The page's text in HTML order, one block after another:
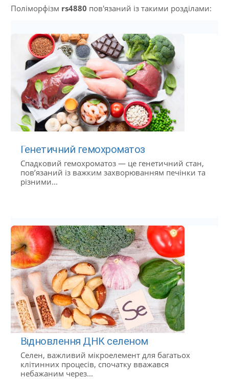
Поліморфізм rs4880 пов'язаний із такими розділами:
Генетичний гемохроматоз
Спадковий гемохроматоз — це генетичний стан,
пов’язаний із важким захворюванням печінки та
різними...
Відновлення ДНК селеном
Селен, важливий мікроелемент для багатьох
клітинних процесів, спочатку вважався
небажаним через...